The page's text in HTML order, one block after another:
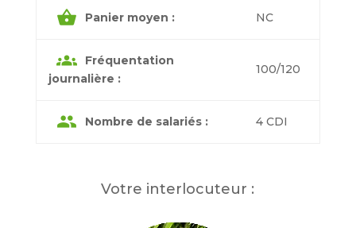
shopping_basket Panier moyen : NC
groups
Fréquentation
journalière :
100/120
group Nombre de salariés : 4 CDI
Votre interlocuteur :